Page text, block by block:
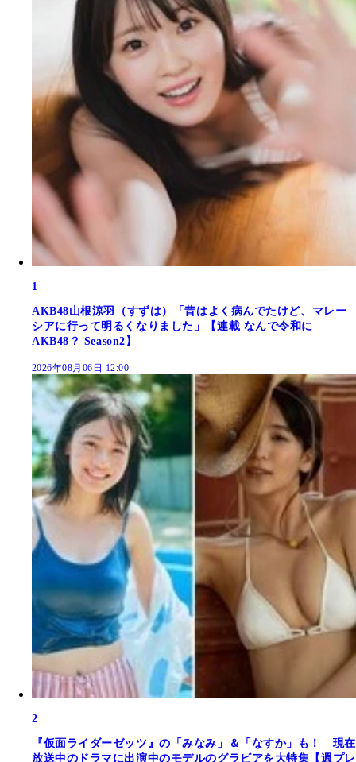
1
AKB48山根涼羽（すずは）「昔はよく病んでたけど、マレー
シアに行って明るくなりました」【連載 なんで令和に
AKB48？ Season2】
2026年08月06日 12:00
2
『仮面ライダーゼッツ』の「みなみ」＆「なすか」も！ 現在
放送中のドラマに出演中のモデルのグラビアを大特集【週プレ